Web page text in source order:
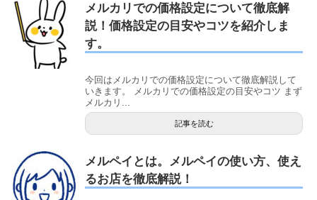
メルカリでの価格設定について徹底解
説！価格設定の目安やコツを紹介しま
す。
今回はメルカリでの価格設定について徹底解説して
いきます。 メルカリでの価格設定の目安やコツ まず
メルカリ...
記事を読む
メルペイとは。メルペイの使い方、使え
るお店を徹底解説！